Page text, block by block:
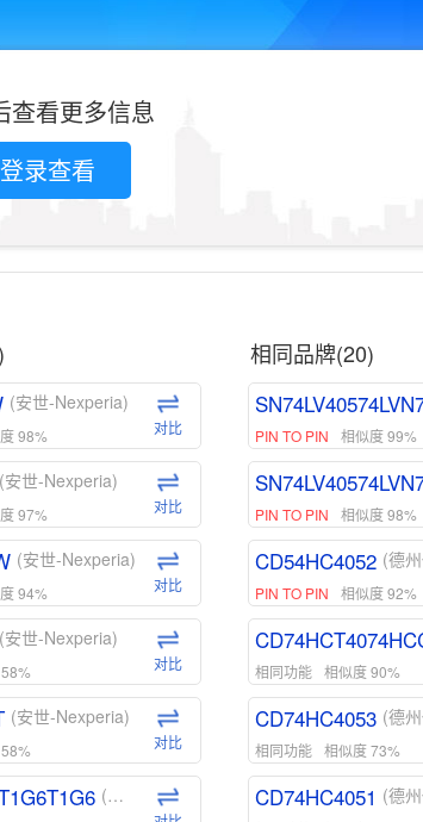
查看更多信息
登录查看
(安世-Nexperia)
98% 对比
(安世-Nexperia)
97% 对比
(安世-Nexperia)
94% 对比
(安世-Nexperia)
对比
(安世-Nexperia)
对比
(安世-Nexperia)
相同品牌(20)
PIN TO PIN 相似度 99%
PIN TO PIN 相似度 98%
CD54HC4052 (德
PIN TO PIN 相似度 92%
相同功能 相似度 90%
CD74HC4053 (德
相同功能 相似度 73%
CD74HC4051 (德